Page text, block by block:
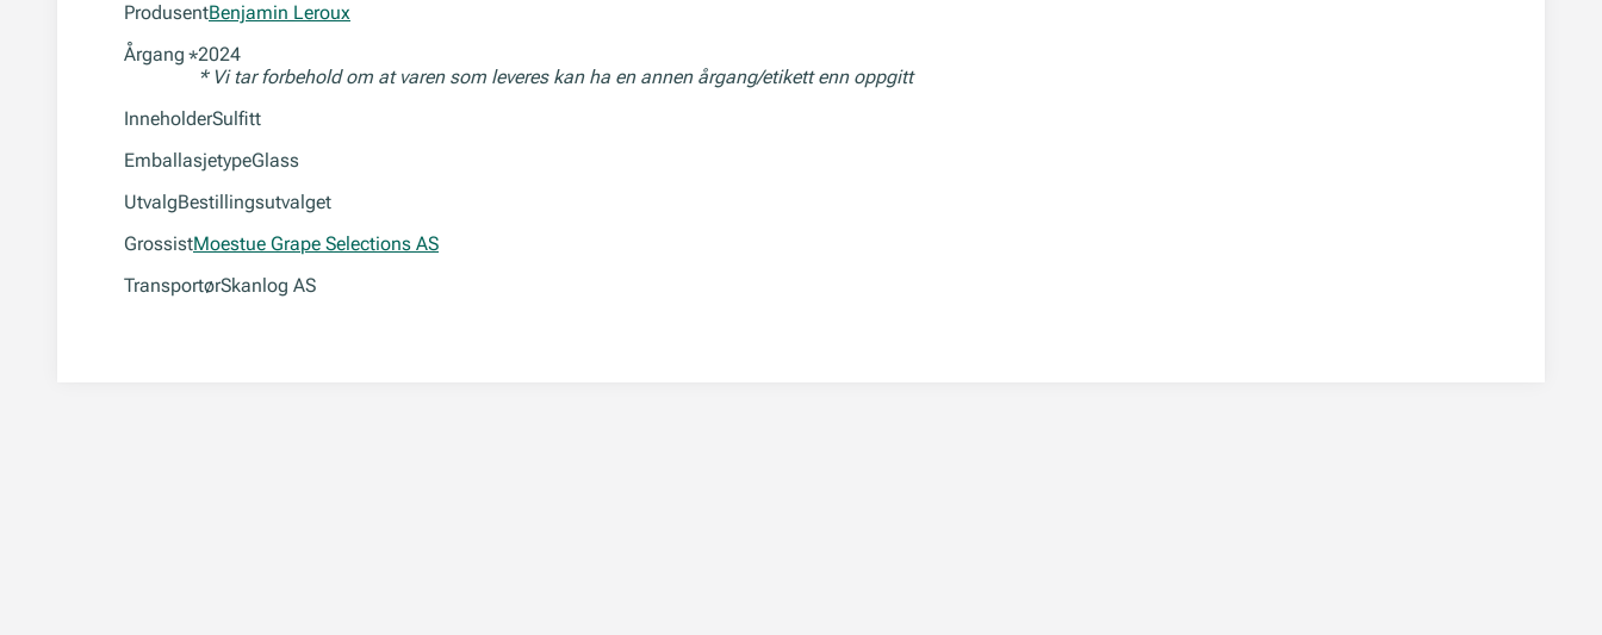
ProdusentBenjamin Leroux
Årgang *2024
* Vi tar forbehold om at varen som leveres kan ha en annen årgang/etikett enn oppgitt
InneholderSulfitt
EmballasjetypeGlass
UtvalgBestillingsutvalget
GrossistMoestue Grape Selections AS
TransportørSkanlog AS